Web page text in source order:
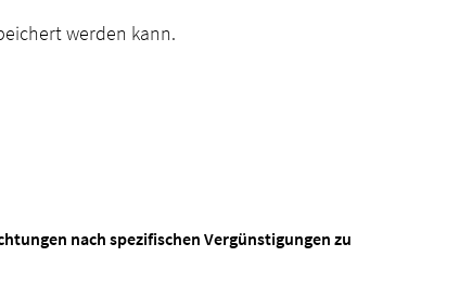
werden kann.
nach spezifischen Vergünstigungen zu